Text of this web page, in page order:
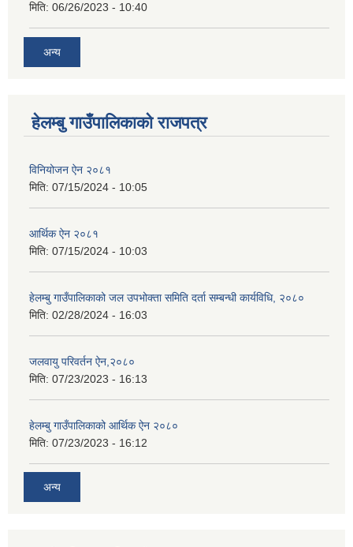
मिति: 06/26/2023 - 10:40
अन्य
हेलम्बु गाउँपालिकाको राजपत्र
विनियोजन ऐन २०८१
मिति: 07/15/2024 - 10:05
आर्थिक ऐन २०८१
मिति: 07/15/2024 - 10:03
हेलम्बु गाउँपालिकाको जल उपभोक्ता समिति दर्ता सम्बन्धी कार्यविधि, २०८०
मिति: 02/28/2024 - 16:03
जलवायु परिवर्तन ऐन,२०८०
मिति: 07/23/2023 - 16:13
हेलम्बु गाउँपालिकाको आर्थिक ऐन २०८०
मिति: 07/23/2023 - 16:12
अन्य